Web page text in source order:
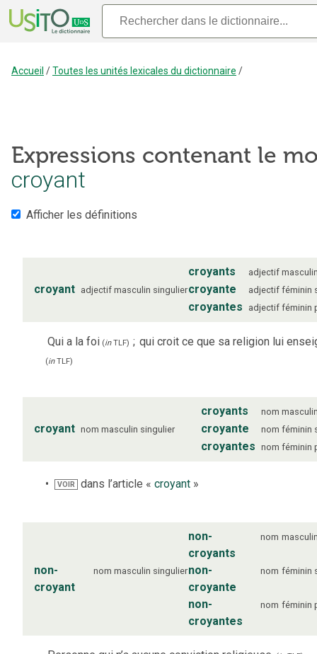
Accueil /Toutes les unités lexicales du dictionnaire /
Expressions contenant le
croyant
Afficher les définitions
croyant adjectif masculin singulier
croyants adjectif
croyante adjectif féminin
croyantes adjectif féminin
Qui a la foi (inTLF) ; qui croit ce que sa religion lui
(inTLF)
croyant nom masculin singulier
croyants nom
croyante nom féminin
croyantes nom féminin
VOIR dans l’article «croyant »
non-
croyant
nom masculin singulier
non-
croyants
nom
non-
croyante
nom féminin
non-
croyantes
nom féminin